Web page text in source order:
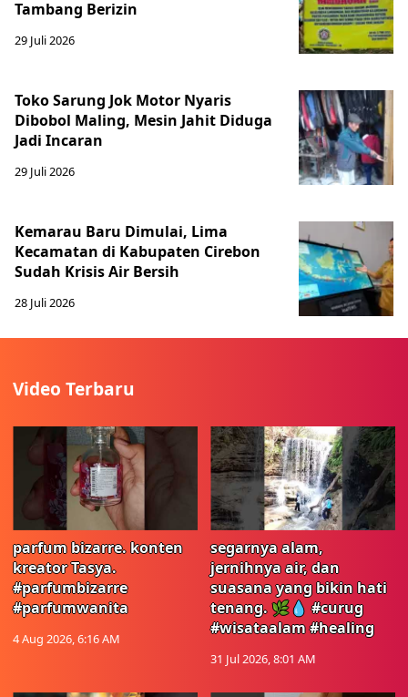
Tambang Berizin
29 Juli 2026
Toko Sarung Jok Motor Nyaris
Dibobol Maling, Mesin Jahit Diduga
Jadi Incaran
29 Juli 2026
Kemarau Baru Dimulai, Lima
Kecamatan di Kabupaten Cirebon
Sudah Krisis Air Bersih
28 Juli 2026
Video Terbaru
parfum bizarre. konten
kreator Tasya.
#parfumbizarre
#parfumwanita
4 Aug 2026, 6:16 AM
segarnya alam,
jernihnya air, dan
suasana yang bikin hati
tenang. 🌿💧 #curug
#wisataalam #healing
31 Jul 2026, 8:01 AM